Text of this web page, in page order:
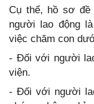
Cụ thể, hồ sơ đề
người lao động
việc chăm con
- Đối với người
viện.
- Đối với người